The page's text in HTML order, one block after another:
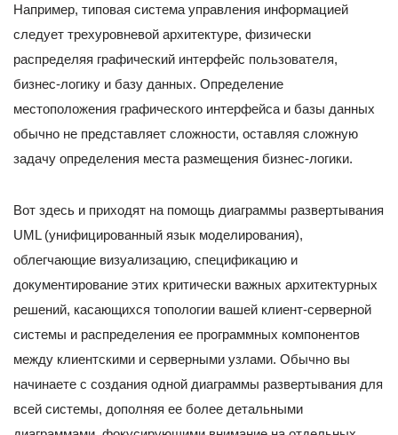
Например, типовая система управления информацией
следует трехуровневой архитектуре, физически
распределяя графический интерфейс пользователя,
бизнес-логику и базу данных. Определение
местоположения графического интерфейса и базы данных
обычно не представляет сложности, оставляя сложную
задачу определения места размещения бизнес-логики.
Вот здесь и приходят на помощь диаграммы развертывания
UML (унифицированный язык моделирования),
облегчающие визуализацию, спецификацию и
документирование этих критически важных архитектурных
решений, касающихся топологии вашей клиент-серверной
системы и распределения ее программных компонентов
между клиентскими и серверными узлами. Обычно вы
начинаете с создания одной диаграммы развертывания для
всей системы, дополняя ее более детальными